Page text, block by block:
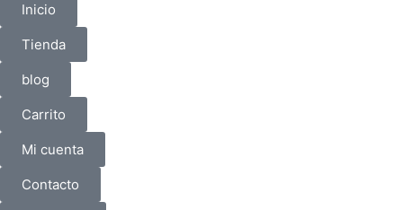
Inicio
Tienda
blog
Carrito
Mi cuenta
Contacto